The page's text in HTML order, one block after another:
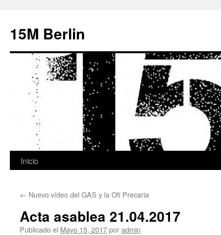
15M Berlin
Saltar
contenido
Inicio
← Nuevo vídeo del GAS y la Ofi Precaria
Acta asablea 21.04.2017
Publicado el Mayo 15, 2017poradmin